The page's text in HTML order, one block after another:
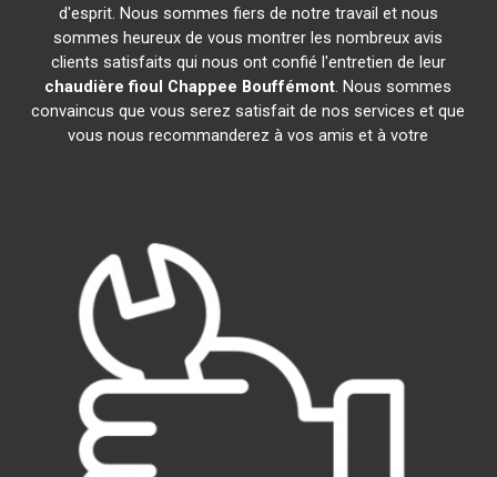
d'esprit. Nous sommes fiers de notre travail et nous
sommes heureux de vous montrer les nombreux avis
clients satisfaits qui nous ont confié l'entretien de leur
chaudière fioul Chappee Bouffémont. Nous sommes
convaincus que vous serez satisfait de nos services et que
vous nous recommanderez à vos amis et à votre